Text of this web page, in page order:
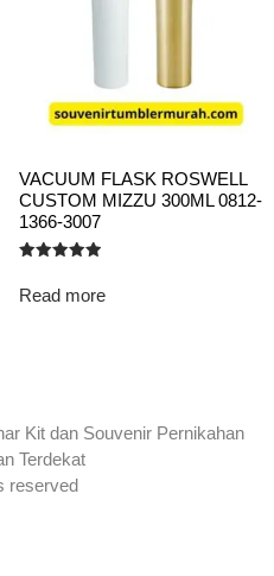
VACUUM FLASK ROSWELL
CUSTOM MIZZU 300ML 0812-
1366-3007
5.00
out of 5
Read more
Kit dan Souvenir Pernikahan
Terdekat
reserved